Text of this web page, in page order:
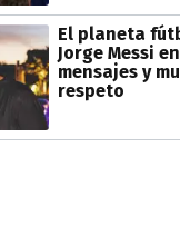
El planeta
Jorge Messi
mensajes y
respeto